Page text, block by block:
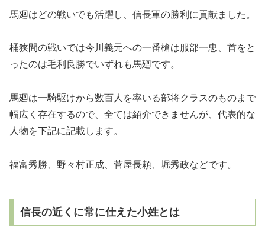
馬廻はどの戦いでも活躍し、信長軍の勝利に貢献ました。
桶狭間の戦いでは今川義元への一番槍は服部一忠、首をと
ったのは毛利良勝でいずれも馬廻です。
馬廻は一騎駆けから数百人を率いる部将クラスのものまで
幅広く存在するので、全ては紹介できませんが、代表的な
人物を下記に記載します。
福富秀勝、野々村正成、菅屋長頼、堀秀政などです。
信長の近くに常に仕えた小姓とは